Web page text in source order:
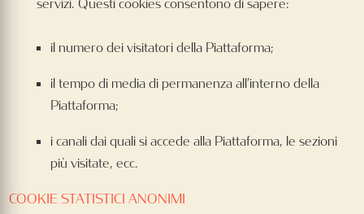
servizi. Questi cookies consentono di sapere:
il numero dei visitatori della Piattaforma;
il tempo di media di permanenza all’interno della
Piattaforma;
i canali dai quali si accede alla Piattaforma, le sezioni
più visitate, ecc.
COOKIE STATISTICI ANONIMI